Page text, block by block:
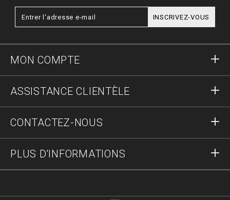
INSCRIVEZ-VOUS
MON COMPTE
Statut de la commande :
ASSISTANCE CLIENTÈLE
Expédition
CONTACTEZ-NOUS
PLUS D'INFORMATIONS
Imprint